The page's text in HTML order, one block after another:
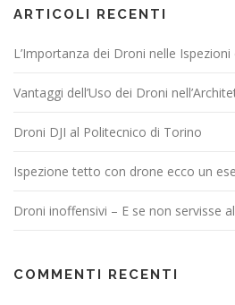
ARTICOLI RECENTI
L’Importanza dei Droni nelle
Vantaggi dell’Uso dei Droni
Droni DJI al Politecnico di Torino
Ispezione tetto con drone ecco un
Droni inoffensivi – E se non servisse
COMMENTI RECENTI